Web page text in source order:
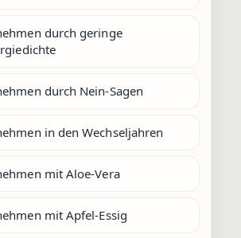
durch geringe
durch Nein-Sagen
in den Wechseljahren
mit Aloe-Vera
mit Apfel-Essig